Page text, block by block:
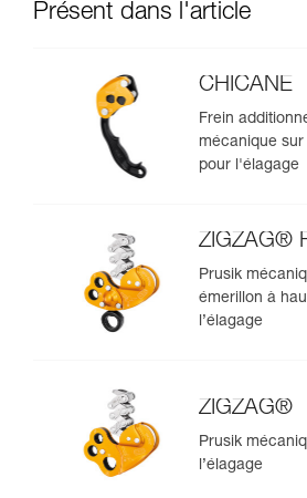
Présent dans l'article
CHICANE
Frein
mécanique
pour l'élagage
ZIGZAG®
Prusik
émerillon à
l’élagage
ZIGZAG®
Prusik
l’élagage